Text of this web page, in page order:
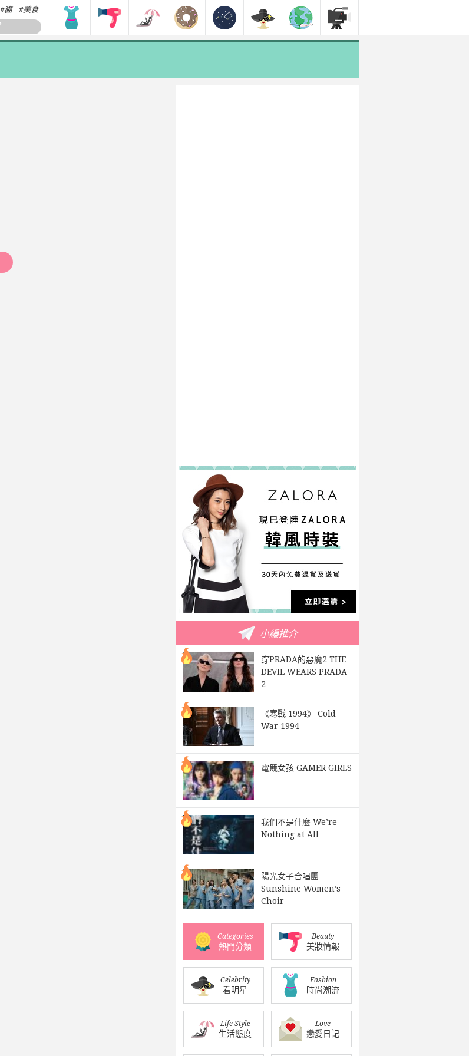
貓 美食 搞笑 香港 韓國
小編推介
穿PRADA的惡魔2 THE
DEVIL WEARS PRADA
2
《寒戰 1994》 Cold
War 1994
電競女孩 GAMER GIRLS
我們不是什麼 We’re
Nothing at All
陽光女子合唱團
Sunshine Women’s
Choir
Categories
熱門分類
Beauty
美妝情報
Celebrity
看明星
Fashion
時尚潮流
Life Style
生活態度
Love
戀愛日記